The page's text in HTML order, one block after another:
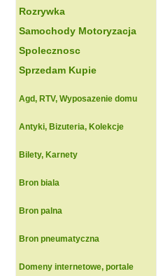
Rozrywka
Samochody Motoryzacja
Spolecznosc
Sprzedam Kupie
Agd, RTV, Wyposazenie domu
Antyki, Bizuteria, Kolekcje
Bilety, Karnety
Bron biala
Bron palna
Bron pneumatyczna
Domeny internetowe, portale